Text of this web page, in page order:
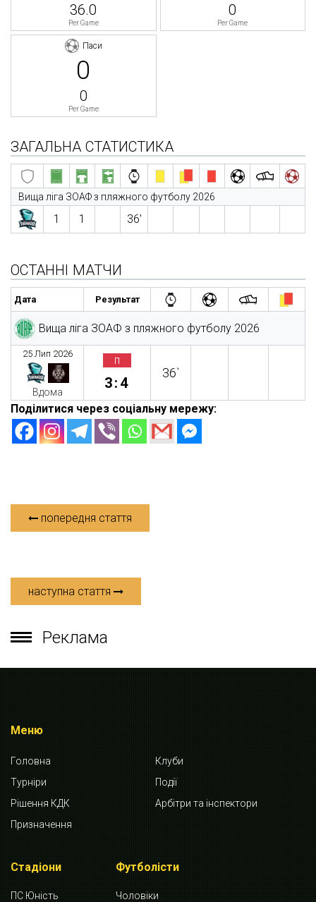
36.0
Per Game
0
Per Game
Паси
0
0
Per Game
ЗАГАЛЬНА СТАТИСТИКА
Вища ліга ЗОАФ з пляжного футболу 2026
1 1 36′
ОСТАННІ МАТЧИ
Дата Результат
Вища ліга ЗОАФ з пляжного футболу 2026
25 Лип 2026
Вдома
п
3:4
36`
Поділитися через соціальну мережу:
попередня стаття
наступна стаття
Реклама
Меню
Головна
Клуби
Турніри
Події
Рішення КДК
Арбітри та інспектори
Призначення
Стадіони
ПС Юність
Футболісти
Чоловіки